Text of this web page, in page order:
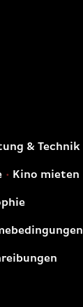
& Technik
Kino mieten